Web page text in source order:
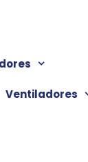
Ventiladores